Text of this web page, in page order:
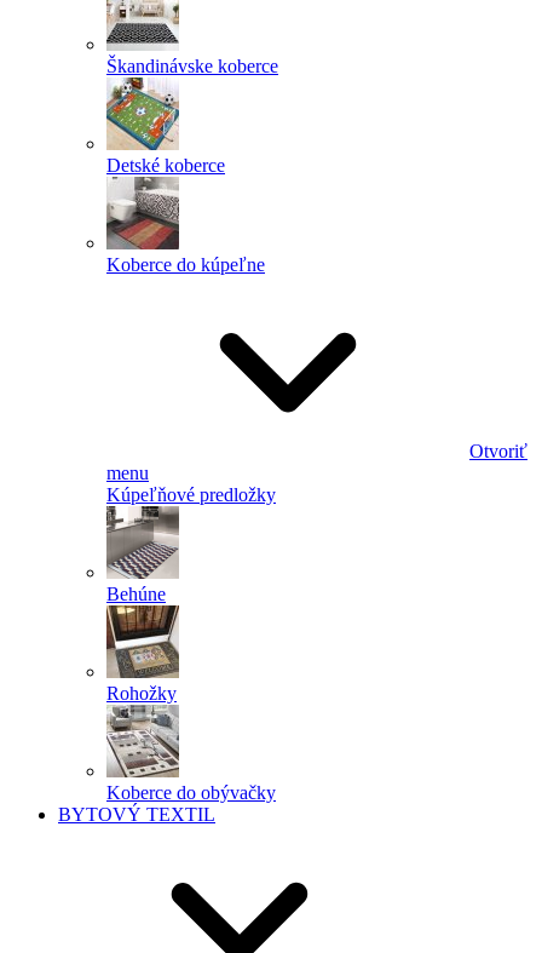
Škandinávske koberce
Detské koberce
Koberce do kúpeľne
Otvoriť
menu
Kúpeľňové predložky
Behúne
Rohožky
Koberce do obývačky
BYTOVÝ TEXTIL